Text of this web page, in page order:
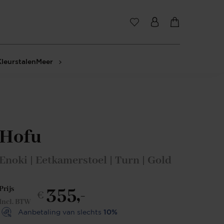
Meer
Hofu
Enoki | Eetkamerstoel | Turn | Gold
Prijs
Incl. BTW
€ 355,-
Aanbetaling van slechts 10%